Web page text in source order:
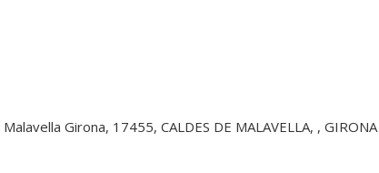
Girona, 17455, CALDES DE MALAVELLA, , GIRONA